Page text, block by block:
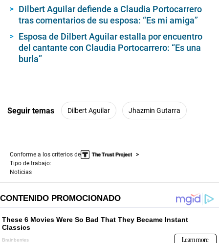
Dilbert Aguilar defiende a Claudia Portocarrero
tras comentarios de su esposa: “Es mi amiga”
Esposa de Dilbert Aguilar estalla por encuentro
del cantante con Claudia Portocarrero: “Es una
burla”
Seguir temas Dilbert Aguilar Jhazmin Gutarra
Conforme a los criterios de
Tipo de trabajo:
Noticias